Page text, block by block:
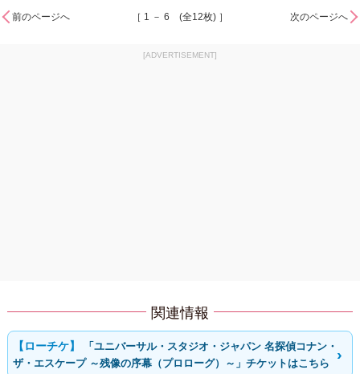
前のページへ ［ 1 － 6 (全12枚) ］ 次のページへ
[ADVERTISEMENT]
関連情報
「ユニバーサル・スタジオ・ジャパン 名探偵コナン・
ザ・エスケープ ～残像の序幕（プロローグ）～」チケットはこちら